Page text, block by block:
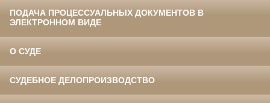
ПОДАЧА ПРОЦЕССУАЛЬНЫХ ДОКУМЕНТОВ В
ЭЛЕКТРОННОМ ВИДЕ
О СУДЕ
СУДЕБНОЕ ДЕЛОПРОИЗВОДСТВО